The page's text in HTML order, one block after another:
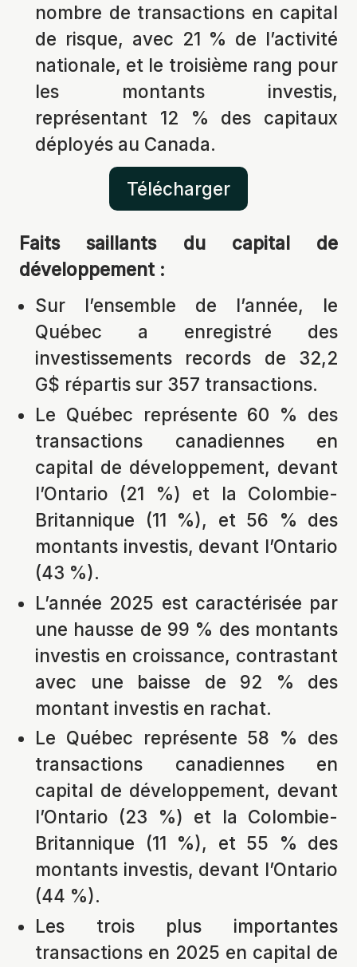
nombre de transactions en capital
de risque, avec 21 % de l’activité
nationale, et le troisième rang pour
les montants investis,
représentant 12 % des capitaux
déployés au Canada.
Télécharger
Faits saillants du capital de
développement :
Sur l’ensemble de l’année, le
Québec a enregistré des
investissements records de 32,2
G$ répartis sur 357 transactions.
Le Québec représente 60 % des
transactions canadiennes en
capital de développement, devant
l’Ontario (21 %) et la Colombie-
Britannique (11 %), et 56 % des
montants investis, devant l’Ontario
(43 %).
L’année 2025 est caractérisée par
une hausse de 99 % des montants
investis en croissance, contrastant
avec une baisse de 92 % des
montant investis en rachat.
Le Québec représente 58 % des
transactions canadiennes en
capital de développement, devant
l’Ontario (23 %) et la Colombie-
Britannique (11 %), et 55 % des
montants investis, devant l’Ontario
(44 %).
Les trois plus importantes
transactions en 2025 en capital de